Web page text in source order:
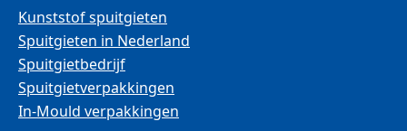
Kunststof spuitgieten
Spuitgieten in Nederland
Spuitgietbedrijf
Spuitgietverpakkingen
In-Mould verpakkingen